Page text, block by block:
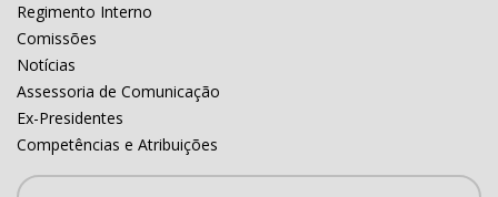
Regimento Interno
Comissões
Notícias
Assessoria de Comunicação
Ex-Presidentes
Competências e Atribuições